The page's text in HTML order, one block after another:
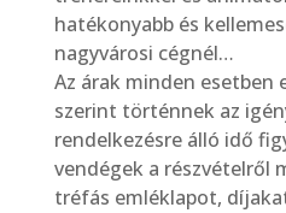
hatékonyabb és
nagyvárosi cégnél…
Az árak minden esetben
szerint történnek az
rendelkezésre álló idő
vendégek a részvételről
tréfás emléklapot,